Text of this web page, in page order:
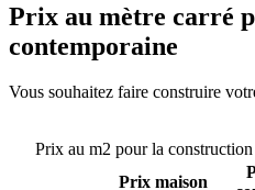
Prix au mètre carré
contemporaine
Vous souhaitez faire construire
Prix au m2 pour la
Prix maison